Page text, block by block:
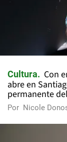
Cultura
Con
abre en
permanente
Por Nicole